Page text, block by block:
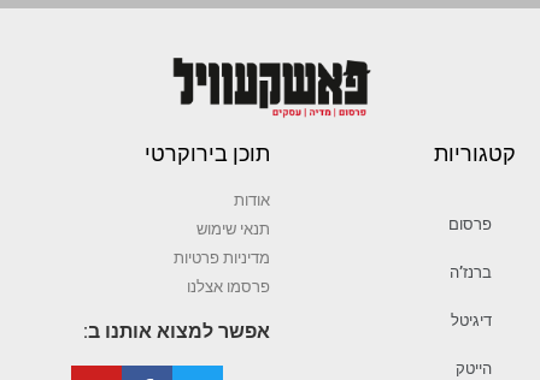
קטגוריות
פרסום
ברנז’ה
דיגיטל
הייטק
תוכן בירוקרטי
אודות
תנאי שימוש
מדיניות פרטיות
פרסמו אצלנו
אפשר למצוא אותנו ב: